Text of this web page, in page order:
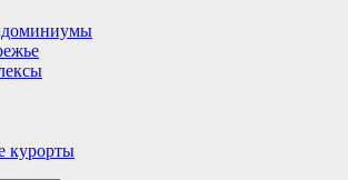
курорты